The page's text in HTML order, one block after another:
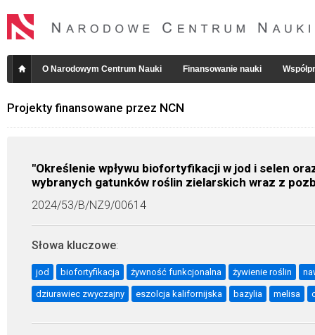
O Narodowym Centrum Nauki Finansowanie nauki
Projekty finansowane przez NCN
"Określenie wpływu biofortyfikacji w jod i selen
wybranych gatunków roślin zielarskich wraz z
2024/53/B/NZ9/00614
Słowa kluczowe:
jod biofortyfikacja żywność funkcjonalna żywienie roślin
dziurawiec zwyczajny eszolcja kalifornijska bazylia melisa